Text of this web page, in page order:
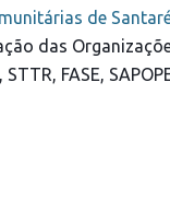
de
das O
, STTR, FASE,